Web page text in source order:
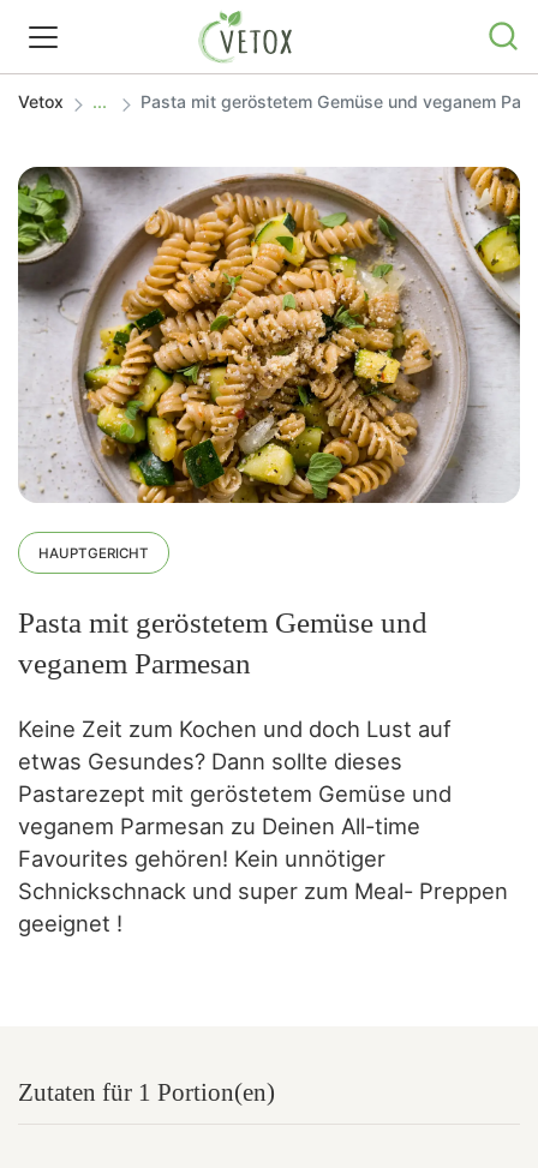
REZEPTWELT
WISSEN
SHOP
GRATIS ERNÄHRUNGSTIPPS
Vetox Pasta mit geröstetem Gemüse und veganem
HAUPTGERICHT
Pasta mit geröstetem Gemüse und
veganem Parmesan
Keine Zeit zum Kochen und doch Lust auf
etwas Gesundes? Dann sollte dieses
Pastarezept mit geröstetem Gemüse und
veganem Parmesan zu Deinen All-time
Favourites gehören! Kein unnötiger
Schnickschnack und super zum Meal- Preppen
geeignet !
Zutaten für 1 Portion(en)